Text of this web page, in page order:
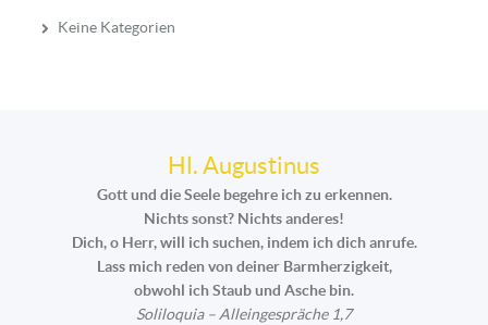
Keine Kategorien
Hl. Augustinus
Gott und die Seele begehre ich zu erkennen.
Nichts sonst? Nichts anderes!
Dich, o Herr, will ich suchen, indem ich dich anrufe.
Lass mich reden von deiner Barmherzigkeit,
obwohl ich Staub und Asche bin.
Soliloquia – Alleingespräche 1,7